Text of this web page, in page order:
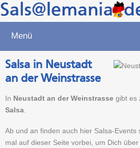
Menü
Salsa in Neustadt
an der Weinstrasse
In Neustadt an der Weinstrasse gibt es
Salsa
Ab und an finden auch hier Salsa-Events
mal auf dieser Seite vorbei, um Dich